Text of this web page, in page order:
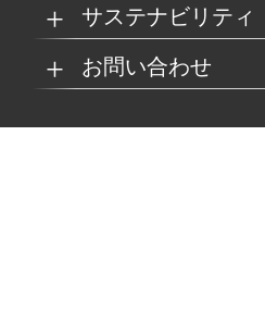
SDSダウンロード
工場
環境
沿革
マイナビ採用ページ
サステナビリティ
リサイクルへの取り組
お問い合わせ